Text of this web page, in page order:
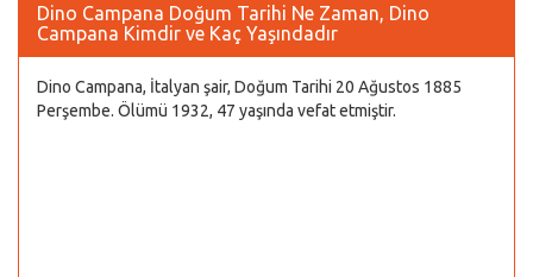
Dino Campana Doğum Tarihi Ne Zaman, Dino
Campana Kimdir ve Kaç Yaşındadır
Dino Campana, İtalyan şair, Doğum Tarihi 20 Ağustos 1885
Perşembe. Ölümü 1932, 47 yaşında vefat etmiştir.